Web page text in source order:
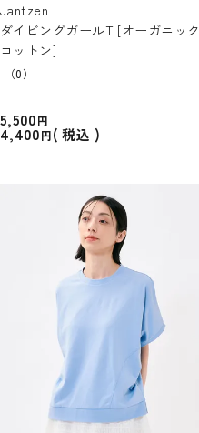
Jantzen
ダイビングガールT [オーガニック
コットン]
（0）
5,500
4,400 税込